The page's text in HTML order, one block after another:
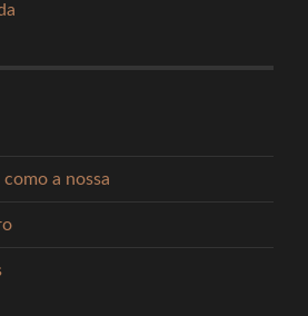
a nossa